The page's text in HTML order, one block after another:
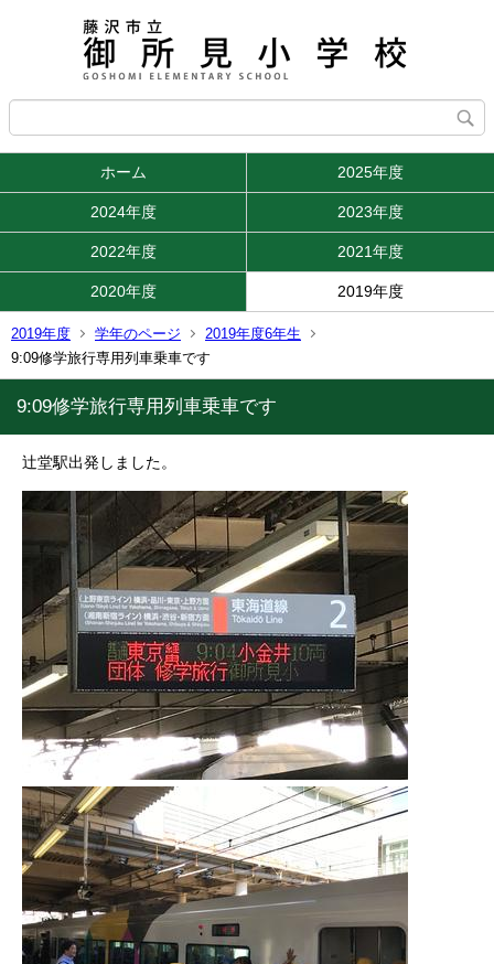
ホーム 2025年度
2024年度 2023年度
2022年度 2021年度
2020年度 2019年度
2019年度 学年のページ
2019年度6年生
9:09修学旅行専用列車乗車です
9:09修学旅行専用列車乗車です
辻堂駅出発しました。